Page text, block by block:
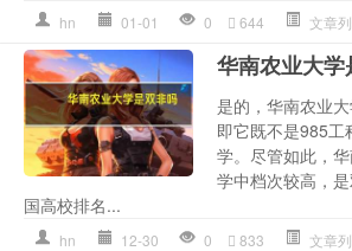
hn 01-01 0 644 文章
华南农业大
是的，华南农业
即它既不是985工
学。尽管如此，
学中档次较高，
国高校排名...
hn 12-30 0 833 文章